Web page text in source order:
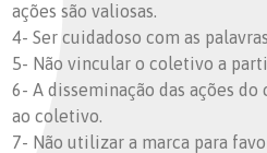
ações são valiosas.
4- Ser cuidadoso com as palavras
5- Não vincular o coletivo a
6- A disseminação das ações
ao coletivo.
7- Não utilizar a marca para